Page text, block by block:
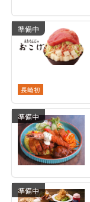
長崎初